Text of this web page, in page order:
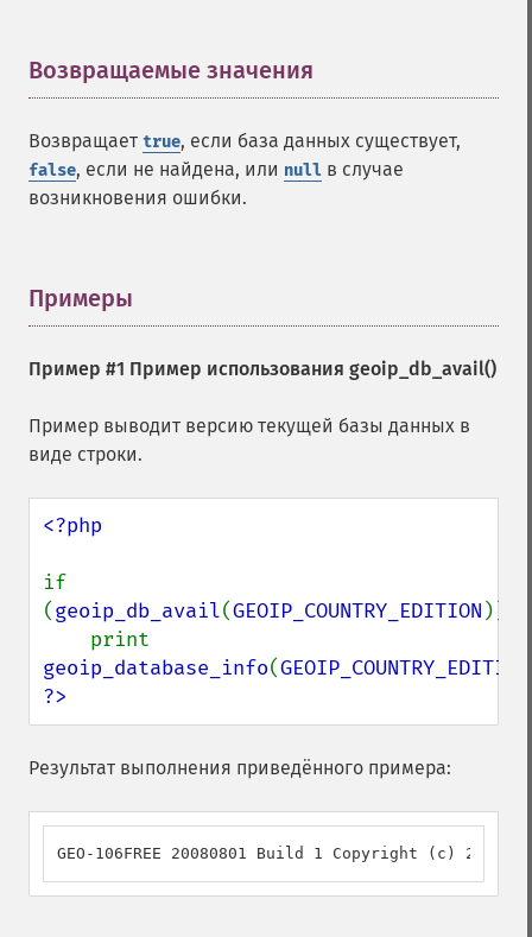
Возвращаемые значения
Возвращает true, если база данных существует,
false, если не найдена, или null в случае
возникновения ошибки.
Примеры
Пример #1 Пример использования geoip_db_avail()
Пример выводит версию текущей базы данных в
виде строки.
<?php
if
(geoip_db_avail(GEOIP_COUNTRY_EDITION ))
geoip_database_info(GEOIP_COUNTRY_EDITION
?>
Результат выполнения приведённого примера:
GEO-106FREE 20080801 Build 1 Copyright (c) 2006